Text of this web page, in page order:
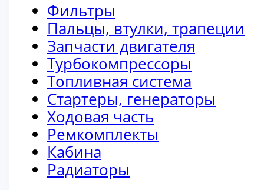
Фильтры
Пальцы, втулки, трапеции
Запчасти двигателя
Турбокомпрессоры
Топливная система
Стартеры, генераторы
Ходовая часть
Ремкомплекты
Кабина
Радиаторы